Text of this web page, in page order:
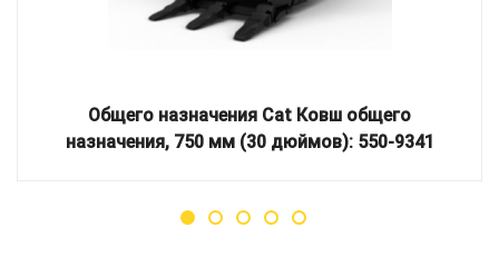
Общего назначения Cat Ковш общего
назначения, 750 мм (30 дюймов): 550-9341